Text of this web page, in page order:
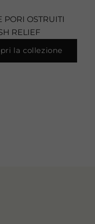
PORI OSTRUITI
RELIEF
la collezione